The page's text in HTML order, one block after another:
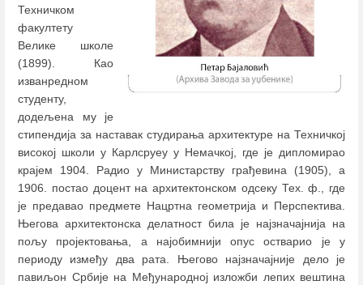
Техничком
факултету
Велике школе
(1899). Као
изванредном
студенту,
додељена му је
стипендија за наставак студирања архитектуре на Техничкој
високој школи у Карлсруеу у Немачкој, где је дипломирао
крајем 1904. Радио у Министарству грађевина (1905), а
1906. постао доцент на архитектонском одсеку Тех. ф., где
је предавао предмете Нацртна геометрија и Перспектива.
Његова архитектонска делатност била је најзначајнија на
пољу пројектовања, а најобимнији опус остварио је у
периоду између два рата. Његово најзначајније дело је
павиљон Србије на Међународној изложби лепих вештина